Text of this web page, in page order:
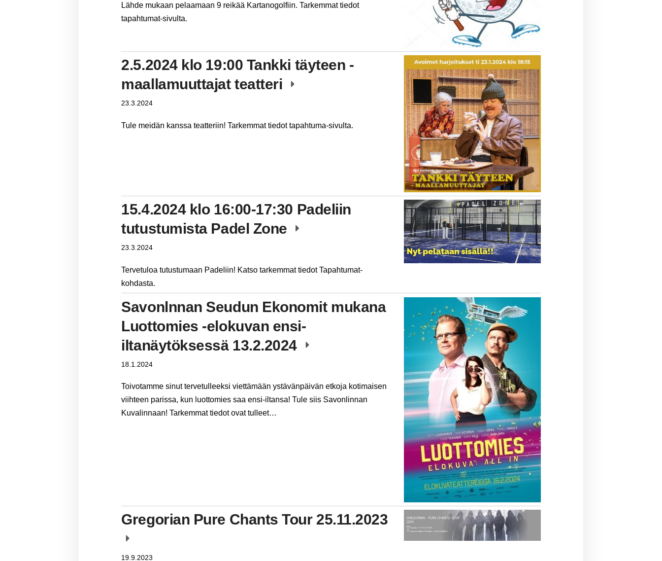
Lähde mukaan pelaamaan 9 reikää Kartanogolfiin. Tarkemmat tiedot
tapahtumat-sivulta.
2.5.2024 klo 19:00 Tankki täyteen -
maallamuuttajat teatteri
23.3.2024
Tule meidän kanssa teatteriin! Tarkemmat tiedot tapahtuma-sivulta.
15.4.2024 klo 16:00-17:30 Padeliin
tutustumista Padel Zone
23.3.2024
Tervetuloa tutustumaan Padeliin! Katso tarkemmat tiedot Tapahtumat-
kohdasta.
Savonlnnan Seudun Ekonomit mukana
Luottomies -elokuvan ensi-
iltanäytöksessä 13.2.2024
18.1.2024
Toivotamme sinut tervetulleeksi viettämään ystävänpäivän etkoja kotimaisen
viihteen parissa, kun luottomies saa ensi-iltansa! Tule siis Savonlinnan
Kuvalinnaan! Tarkemmat tiedot ovat tulleet…
Gregorian Pure Chants Tour 25.11.2023
19.9.2023